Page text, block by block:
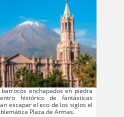
enchapados en piedra
histórico de fantásticas
escapar el eco de los siglos el
Plaza de Armas.